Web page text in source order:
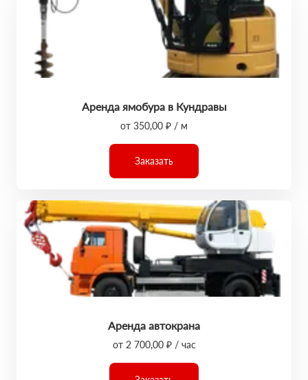
Аренда ямобура в Кундравы
от 350,00 ₽ / м
Заказать
Аренда автокрана
от 2 700,00 ₽ / час